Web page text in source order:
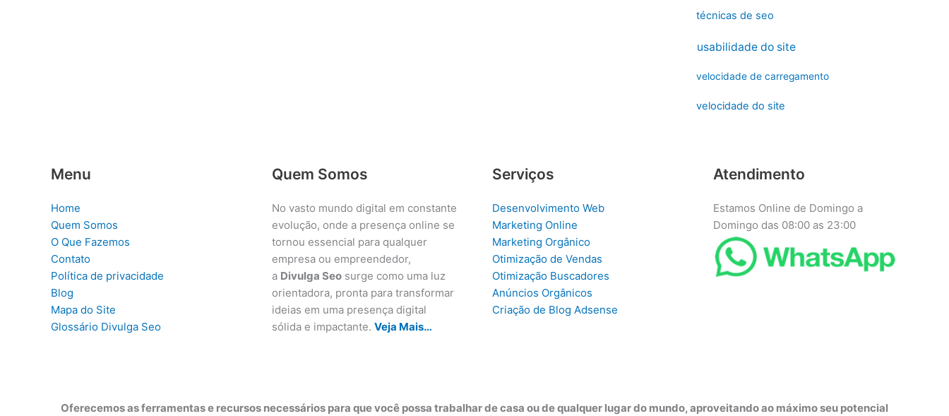
técnicas de seo
usabilidade do site
velocidade de carregamento
velocidade do site
Menu
Home
Quem Somos
O Que Fazemos
Contato
Política de privacidade
Blog
Mapa do Site
Glossário Divulga Seo
Quem Somos
No vasto mundo digital em constante
evolução, onde a presença online se
tornou essencial para qualquer
empresa ou empreendedor,
a Divulga Seosurge como uma luz
orientadora, pronta para transformar
ideias em uma presença digital
sólida e impactante. Veja Mais…
Serviços
Desenvolvimento Web
Marketing Online
Marketing Orgânico
Otimização de Vendas
Otimização Buscadores
Anúncios Orgânicos
Criação de Blog Adsense
Atendimento
Estamos Online de Domingo a
Domingo das 08:00 as 23:00
Oferecemos as ferramentas e recursos necessários para que você possa trabalhar de casa ou de qualquer lugar do mundo, aproveitando ao máximo seu potencial